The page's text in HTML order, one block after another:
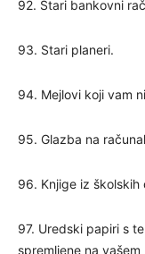
92. Stari bankovni
93. Stari planeri.
94. Mejlovi koji vam
95. Glazba na
96. Knjige iz školskih
97. Uredski papiri s
spremljene na vašem